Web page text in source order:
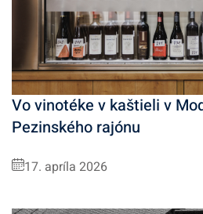
Vo vinotéke v kaštieli v
Pezinského rajónu
17. apríla 2026